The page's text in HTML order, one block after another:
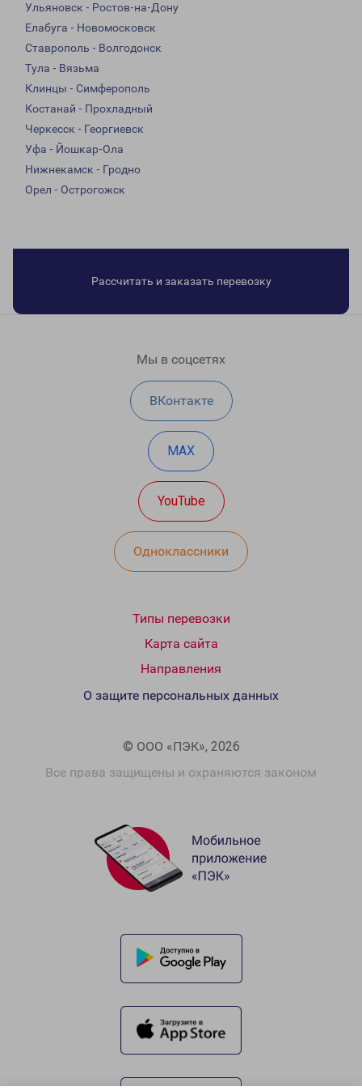
Ульяновск - Ростов-на-Дону
Елабуга - Новомосковск
Ставрополь - Волгодонск
Тула - Вязьма
Клинцы - Симферополь
Костанай - Прохладный
Черкесск - Георгиевск
Уфа - Йошкар-Ола
Нижнекамск - Гродно
Орел - Острогожск
Рассчитать и заказать перевозку
Мы в соцсетях
ВКонтакте
MAX
YouTube
Одноклассники
Типы перевозки
Карта сайта
Направления
© ООО «ПЭК», 2026
Все права защищены и охраняются законом
О защите персональных данных